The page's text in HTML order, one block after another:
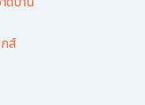
ส์